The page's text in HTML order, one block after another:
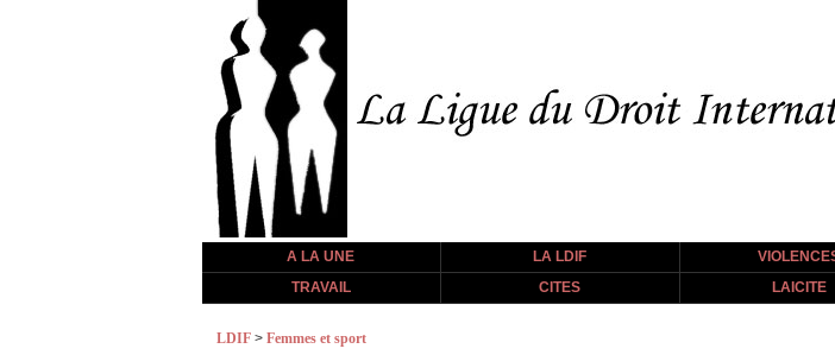
A LA UNE LA LDIF
TRAVAIL
CITES LAICITE
LDIF > Femmes et sport